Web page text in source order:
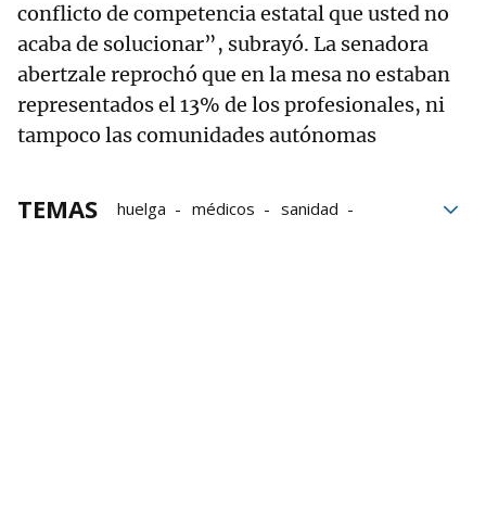
conflicto de competencia estatal que usted no
acaba de solucionar”, subrayó. La senadora
abertzale reprochó que en la mesa no estaban
representados el 13% de los profesionales, ni
tampoco las comunidades autónomas
TEMAS huelga médicos
sanidad